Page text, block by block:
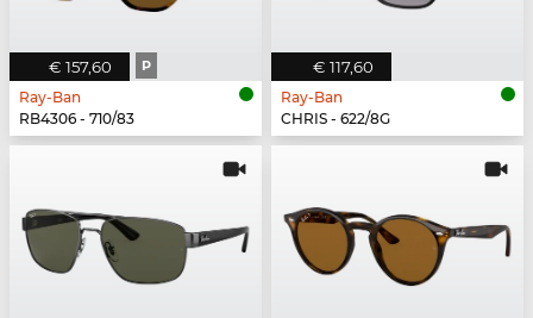
€ 157,60 P
Ray-Ban
RB4306 - 710/83
€ 117,60
Ray-Ban
CHRIS - 622/8G